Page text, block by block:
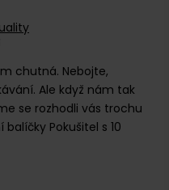
chutná. Nebojte,
Ale když nám tak
se rozhodli vás trochu
Pokušitel s 10